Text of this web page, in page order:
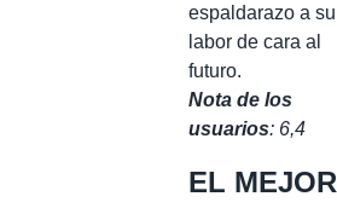
espaldarazo a su
labor de cara al
futuro.
Nota de los
usuarios: 6,4
EL MEJOR